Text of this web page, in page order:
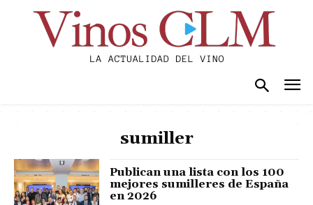
sumiller
Publican una lista con los 100
mejores sumilleres de España
en 2026